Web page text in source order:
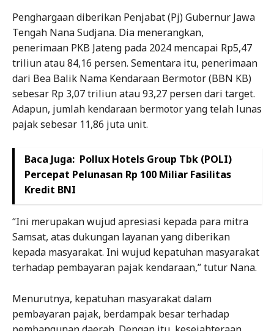
Penghargaan diberikan Penjabat (Pj) Gubernur Jawa
Tengah Nana Sudjana. Dia menerangkan,
penerimaan PKB Jateng pada 2024 mencapai Rp5,47
triliun atau 84,16 persen. Sementara itu, penerimaan
dari Bea Balik Nama Kendaraan Bermotor (BBN KB)
sebesar Rp 3,07 triliun atau 93,27 persen dari target.
Adapun, jumlah kendaraan bermotor yang telah lunas
pajak sebesar 11,86 juta unit.
Baca Juga: Pollux Hotels Group Tbk (POLI)
Percepat Pelunasan Rp 100 Miliar Fasilitas
Kredit BNI
“Ini merupakan wujud apresiasi kepada para mitra
Samsat, atas dukungan layanan yang diberikan
kepada masyarakat. Ini wujud kepatuhan masyarakat
terhadap pembayaran pajak kendaraan,” tutur Nana.
Menurutnya, kepatuhan masyarakat dalam
pembayaran pajak, berdampak besar terhadap